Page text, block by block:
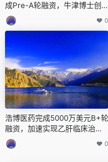
成Pre-A轮融资，牛津博士创
业
0
浩博医药完成5000万美元B+轮
融资，加速实现乙肝临床治愈
目标
0